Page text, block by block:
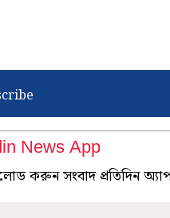
News App
করুন সংবাদ প্রতিদিন